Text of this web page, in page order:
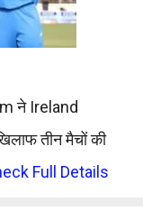
ने Ireland
तीन मैचों की
Full Details